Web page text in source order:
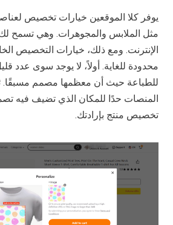
يوفر كلا الموقعين خيارات تخصيص
مثل الملابس والمجوهرات. وهي تسمح لك
الإنترنت. ومع ذلك، خيارات التخصيص
محدودة للغاية. أولاً، لا يوجد سوى عدد
للطباعة حيث أن معظمها مصمم مسبقًا.
المنصات حدًا للمكان الذي تضيف فيه
تخصيص منتج بإرادتك.